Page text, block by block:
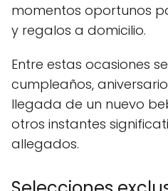
momentos oportunos
y regalos a domicilio.
Entre estas ocasiones
cumpleaños,
llegada de un nuevo
otros instantes
allegados.